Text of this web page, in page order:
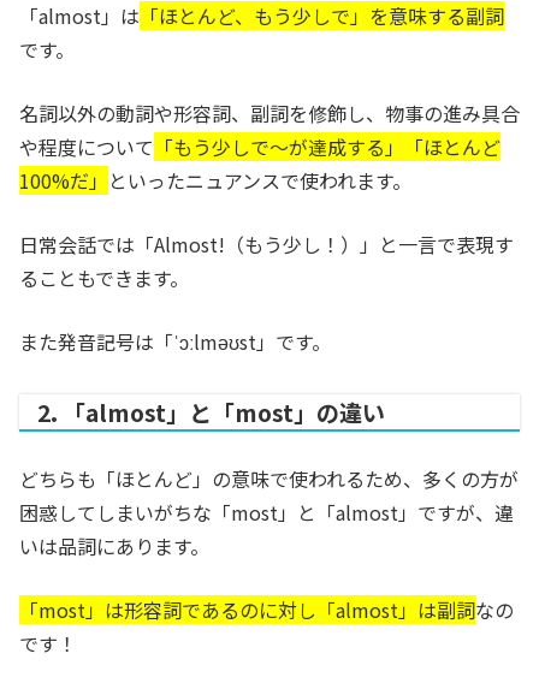
「almost」は 「ほとんど、もう少しで」を意味する副詞
です。
名詞以外の動詞や形容詞、副詞を修飾し、物事の進み具合
や程度について 「もう少しで～が達成する」「ほとんど
100%だ」 といったニュアンスで使われます。
日常会話では「Almost!（もう少し！）」と一言で表現す
ることもできます。
また発音記号は「ˈɔːlməʊst」です。
2. 「almost」と「most」の違い
どちらも「ほとんど」の意味で使われるため、多くの方が
困惑してしまいがちな「most」と「almost」ですが、違
いは品詞にあります。
「most」は形容詞であるのに対し「almost」は副詞なの
です！